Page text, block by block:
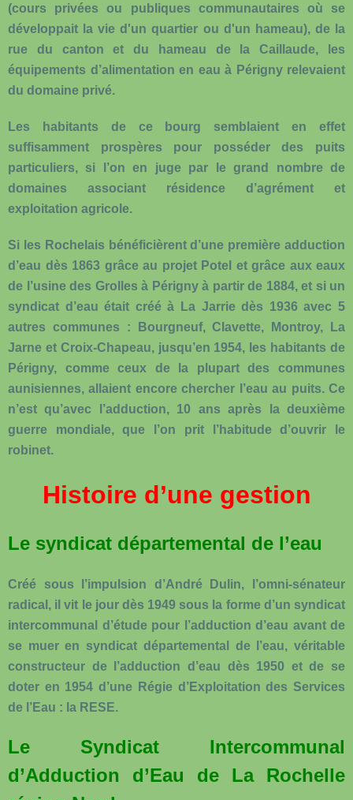
(cours privées ou publiques communautaires où se
développait la vie d'un quartier ou d'un hameau), de la
rue du canton et du hameau de la Caillaude, les
équipements d’alimentation en eau à Périgny relevaient
du domaine privé.
Les habitants de ce bourg semblaient en effet
suffisamment prospères pour posséder des puits
particuliers, si l’on en juge par le grand nombre de
domaines associant résidence d’agrément et
exploitation agricole.
Si les Rochelais bénéficièrent d’une première adduction
d’eau dès 1863 grâce au projet Potel et grâce aux eaux
de l’usine des Grolles à Périgny à partir de 1884, et si un
syndicat d’eau était créé à La Jarrie dès 1936 avec 5
autres communes : Bourgneuf, Clavette, Montroy, La
Jarne et Croix-Chapeau, jusqu’en 1954, les habitants de
Périgny, comme ceux de la plupart des communes
aunisiennes, allaient encore chercher l’eau au puits. Ce
n’est qu’avec l’adduction, 10 ans après la deuxième
guerre mondiale, que l’on prit l’habitude d’ouvrir le
robinet.
Histoire d’une gestion
Le syndicat départemental de l’eau
Créé sous l’impulsion d’André Dulin, l’omni-sénateur
radical, il vit le jour dès 1949 sous la forme d’un syndicat
intercommunal d’étude pour l’adduction d’eau avant de
se muer en syndicat départemental de l’eau, véritable
constructeur de l’adduction d’eau dès 1950 et de se
doter en 1954 d’une Régie d’Exploitation des Services
de l’Eau : la RESE.
Le Syndicat Intercommunal
d’Adduction d’Eau de La Rochelle